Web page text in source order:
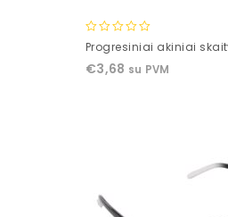
0
of
Progresiniai akiniai
€3,68 su PVM